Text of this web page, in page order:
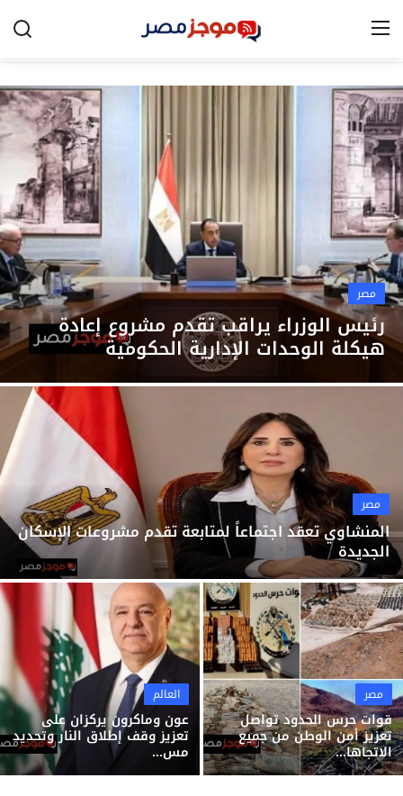
الرئيسية
مصر
الخليج
العالم
الرياضة
اقتصاد
تكنولوجيا
التعليم
منوعات
مصر
رئيس الوزراء يراقب تقدم مشروع إعادة
هيكلة الوحدات الإدارية الحكومية
مصر
المنشاوي تعقد اجتماعاً لمتابعة تقدم مشروعات الإسكان
الجديدة
مصر
قوات حرس الحدود تواصل
تعزيز أمن الوطن من جميع
الاتجاها...
العالم
عون وماكرون يركزان على
تعزيز وقف إطلاق النار وتحديد
مس...